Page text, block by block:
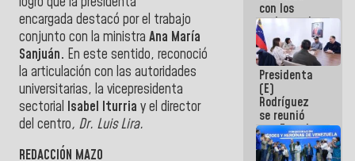
encargada destacó por el trabajo
conjunto con la ministra Ana María
Sanjuán. En este sentido, reconoció
la articulación con las autoridades
universitarias, la vicepresidenta
sectorial Isabel Iturria y el director
del centro, Dr. Luis Lira.
REDACCIÓN MAZO
con los
trabajos de
mantenimiento
e inspección
en la Línea 2
Presidenta
(E)
Rodríguez
se reunió
con Estado
Mayor
Eléctrico